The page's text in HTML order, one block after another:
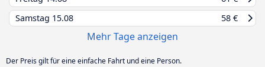
Samstag 15.08 58 €
Mehr Tage anzeigen
Der Preis gilt für eine einfache Fahrt und eine Person.